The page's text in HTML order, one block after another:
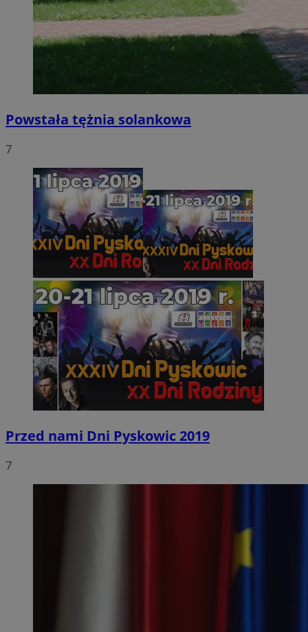
Powstała tężnia solankowa
7
Przed nami Dni Pyskowic 2019
7